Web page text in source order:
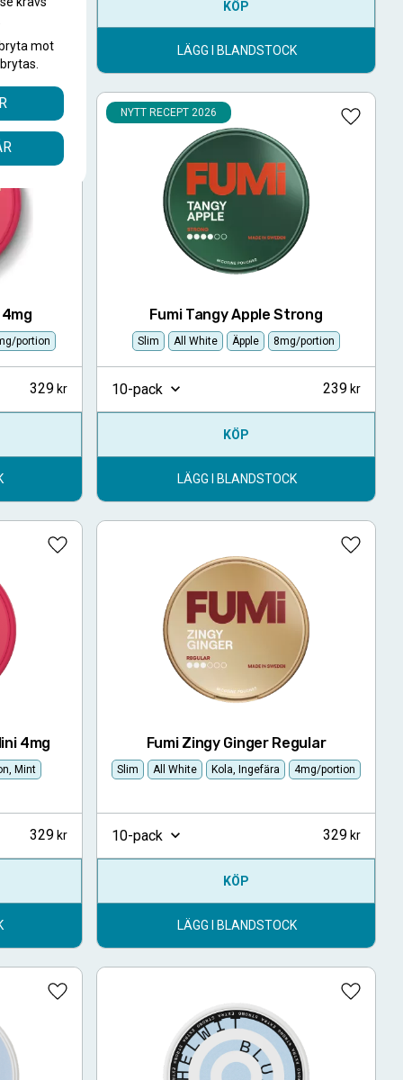
KÖP
LÄGG I BLANDSTOCK
portion
Lägg till i favoriter
329
Fumi Tangy Apple Strong
Slim All White Äpple 8mg/portion
NYTT RECEPT 2026
Lägg
10-pack 239
KÖP
LÄGG I BLANDSTOCK
4mg
Mint
Lägg till i favoriter
329
Fumi Zingy Ginger Regular
Slim All White Kola, Ingefära 4mg/portion
Lägg
10-pack 329
KÖP
LÄGG I BLANDSTOCK
Lägg till i favoriter Lägg
mot